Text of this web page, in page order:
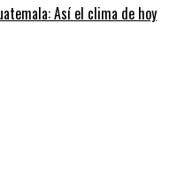
Así el clima de hoy